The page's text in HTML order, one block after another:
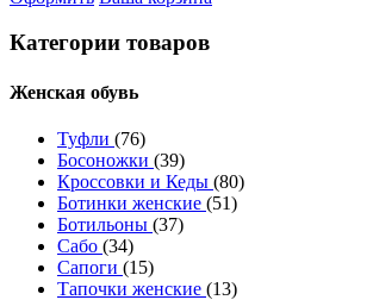
Категории товаров
Женcкая обувь
Туфли (76)
Босоножки (39)
Кроссовки и Кеды (80)
Ботинки женские (51)
Ботильоны (37)
Сабо (34)
Сапоги (15)
Тапочки женские (13)